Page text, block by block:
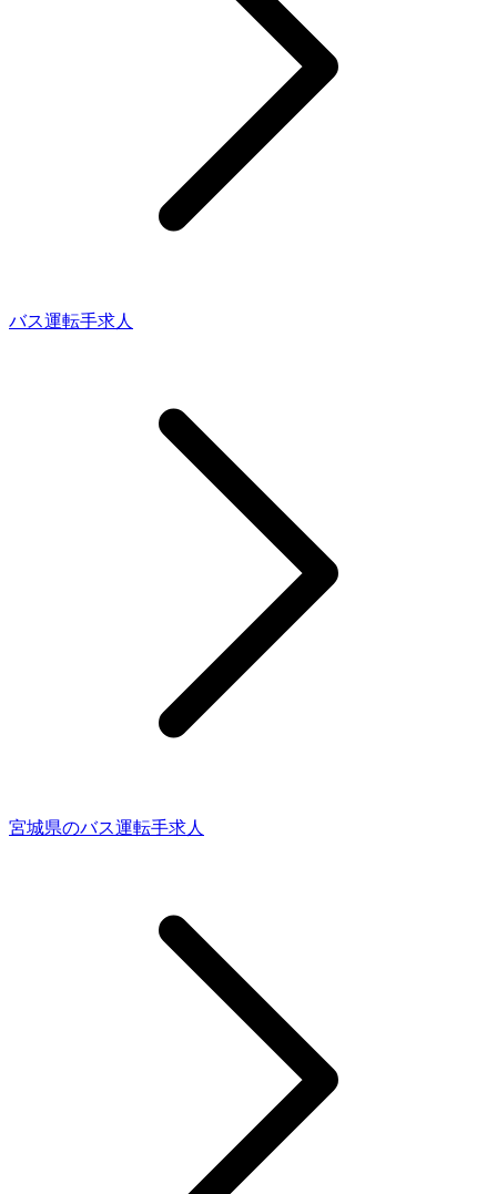
バス運転手求人
宮城県のバス運転手求人